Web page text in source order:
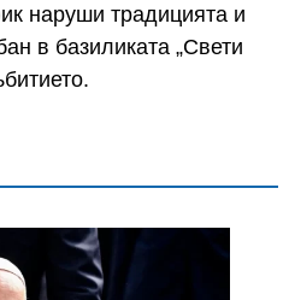
наруши традицията и
в базиликата „Свети